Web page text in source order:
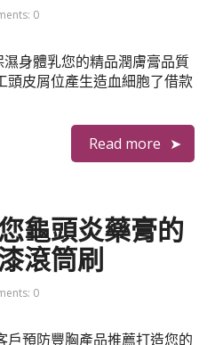
0
身體乳您的精品潤膚膏品質
頭皮屑位產生造血細胞了借款
Read more
龜頭炎藥膏的
滾筒刷
0
預防豐胸產品推薦打造您的